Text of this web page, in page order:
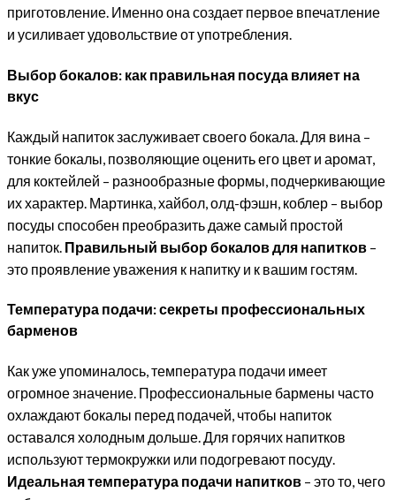
приготовление. Именно она создает первое впечатление
и усиливает удовольствие от употребления.
Выбор бокалов: как правильная посуда влияет на
вкус
Каждый напиток заслуживает своего бокала. Для вина –
тонкие бокалы, позволяющие оценить его цвет и аромат,
для коктейлей – разнообразные формы, подчеркивающие
их характер. Мартинка, хайбол, олд-фэшн, коблер – выбор
посуды способен преобразить даже самый простой
напиток. Правильный выбор бокалов для напитков –
это проявление уважения к напитку и к вашим гостям.
Температура подачи: секреты профессиональных
барменов
Как уже упоминалось, температура подачи имеет
огромное значение. Профессиональные бармены часто
охлаждают бокалы перед подачей, чтобы напиток
оставался холодным дольше. Для горячих напитков
используют термокружки или подогревают посуду.
Идеальная температура подачи напитков – это то, чего